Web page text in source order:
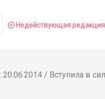
Недействующая
/ Вступила в